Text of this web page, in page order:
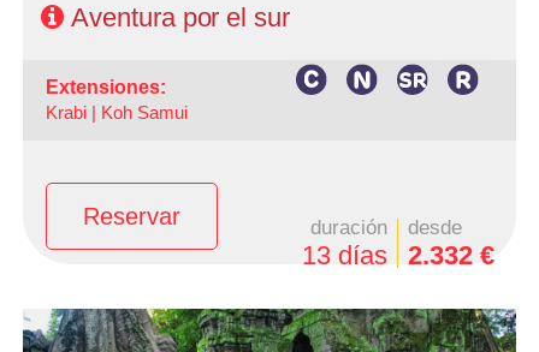
Aventura por el sur
extensiones:
Krabi | Koh Samui
Reservar duración
13 días
desde
2.332 €
- Salidas: Diarias